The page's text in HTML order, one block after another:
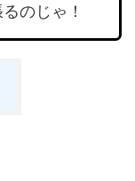
のじゃ！